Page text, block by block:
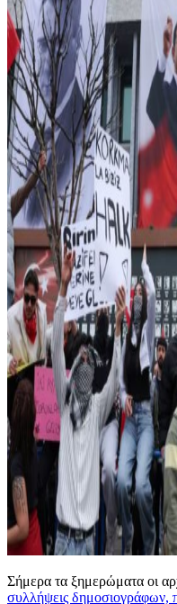
Σήμερα τα ξημερώματα οι
συλλήψεις δημοσιογράφων,